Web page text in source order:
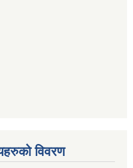
विवरण